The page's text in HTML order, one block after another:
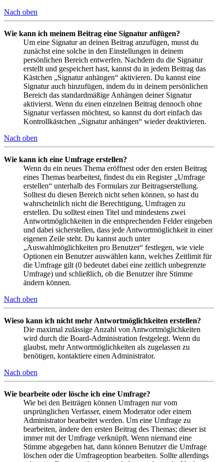
Nach oben
Wie kann ich meinem Beitrag eine Signatur anfügen?
Um eine Signatur an deinen Beitrag anzufügen, musst du
zunächst eine solche in den Einstellungen in deinem
persönlichen Bereich entwerfen. Nachdem du die Signatur
erstellt und gespeichert hast, kannst du in jedem Beitrag das
Kästchen „Signatur anhängen“ aktivieren. Du kannst eine
Signatur auch hinzufügen, indem du in deinem persönlichen
Bereich das standardmäßige Anhängen deiner Signatur
aktivierst. Wenn du einen einzelnen Beitrag dennoch ohne
Signatur verfassen möchtest, so kannst du dort einfach das
Kontrollkästchen „Signatur anhängen“ wieder deaktivieren.
Nach oben
Wie kann ich eine Umfrage erstellen?
Wenn du ein neues Thema eröffnest oder den ersten Beitrag
eines Themas bearbeitest, findest du ein Register „Umfrage
erstellen“ unterhalb des Formulars zur Beitragserstellung.
Solltest du diesen Bereich nicht sehen können, so hast du
wahrscheinlich nicht die Berechtigung, Umfragen zu
erstellen. Du solltest einen Titel und mindestens zwei
Antwortmöglichkeiten in die entsprechenden Felder eingeben
und dabei sicherstellen, dass jede Antwortmöglichkeit in einer
eigenen Zeile steht. Du kannst auch unter
„Auswahlmöglichkeiten pro Benutzer“ festlegen, wie viele
Optionen ein Benutzer auswählen kann, welches Zeitlimit für
die Umfrage gilt (0 bedeutet dabei eine zeitlich unbegrenzte
Umfrage) und schließlich, ob die Benutzer ihre Stimme
ändern können.
Nach oben
Wieso kann ich nicht mehr Antwortmöglichkeiten erstellen?
Die maximal zulässige Anzahl von Antwortmöglichkeiten
wird durch die Board-Administration festgelegt. Wenn du
glaubst, mehr Antwortmöglichkeiten als zugelassen zu
benötigen, kontaktiere einen Administrator.
Nach oben
Wie bearbeite oder lösche ich eine Umfrage?
Wie bei den Beiträgen können Umfragen nur vom
ursprünglichen Verfasser, einem Moderator oder einem
Administrator bearbeitet werden. Um eine Umfrage zu
bearbeiten, ändere den ersten Beitrag des Themas; dieser ist
immer mit der Umfrage verknüpft. Wenn niemand eine
Stimme abgegeben hat, dann können Benutzer die Umfrage
löschen oder die Umfrageoption bearbeiten. Sollte allerdings